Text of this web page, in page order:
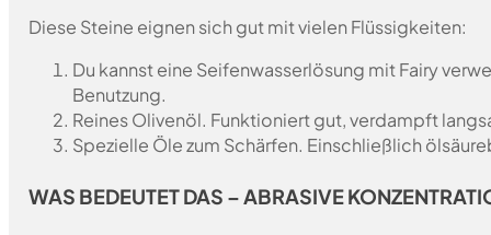
Diese Steine eignen sich gut mit vielen Flüssigkeiten:
Du kannst eine Seifenwasserlösung mit Fairy
Benutzung.
Reines Olivenöl. Funktioniert gut, verdampft
Spezielle Öle zum Schärfen. Einschließlich
WAS BEDEUTET DAS – ABRASIVE